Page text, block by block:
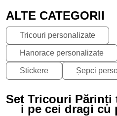
ALTE CATEGORII
Tricouri personalizate
Hanorace personalizate
Stickere Șepci
Set Tricouri Părinți
i pe cei dragi cu